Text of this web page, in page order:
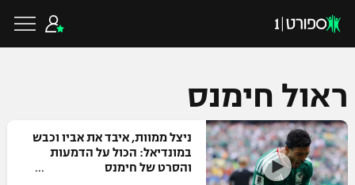
כדורגל ישראלי
ראול חימנס
ניצל ממוות, איבד את אביו וכבש
במונדיאל: הכול על הדמעות
והסרט של חימנס